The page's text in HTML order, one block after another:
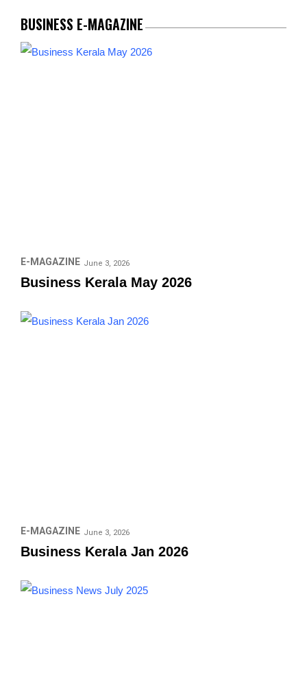
BUSINESS E-MAGAZINE
E-MAGAZINE June 3, 2026
Business Kerala May 2026
E-MAGAZINE June 3, 2026
Business Kerala Jan 2026